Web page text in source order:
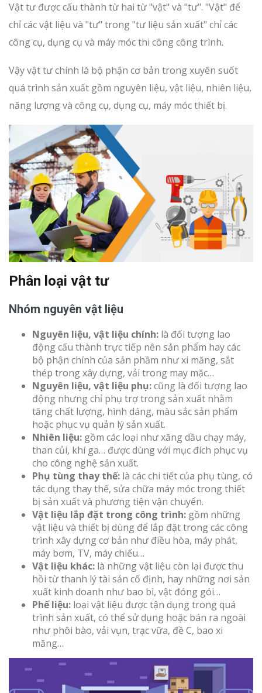
Vật tư được cấu thành từ hai từ "vật" và "tư". "Vật" để
chỉ các vật liệu và "tư" trong "tư liệu sản xuất" chỉ các
công cụ, dụng cụ và máy móc thi công công trình.
Vậy vật tư chính là bộ phận cơ bản trong xuyên suốt
quá trình sản xuất gồm nguyên liệu, vật liệu, nhiên liệu,
năng lượng và công cụ, dụng cụ, máy móc thiết bị.
Phân loại vật tư
Nhóm nguyên vật liệu
Nguyên liệu, vật liệu chính: là đối tượng lao
động cấu thành trực tiếp nên sản phẩm hay các
bộ phận chính của sản phầm như xi măng, sắt
thép trong xây dựng, vải trong may mặc…
Nguyên liệu, vật liệu phụ:cũng là đối tượng lao
động nhưng chỉ phụ trợ trong sản xuất nhằm
tăng chất lượng, hình dáng, màu sắc sản phẩm
hoặc phục vụ quản lý sản xuất.
Nhiên liệu: gồm các loại như xăng dầu chạy máy,
than củi, khí ga… được dùng với mục đích phục vụ
cho công nghệ sản xuất.
Phụ tùng thay thế: là các chi tiết của phụ tùng, có
tác dụng thay thế, sửa chữa máy móc trong thiết
bị sản xuất và phương tiện vận chuyển.
Vật liệu lắp đặt trong công trình: gồm những
vật liệu và thiết bị dùng để lắp đặt trong các công
trình xây dựng cơ bản như điều hòa, máy phát,
máy bơm, TV, máy chiếu…
Vật liệu khác: là những vật liệu còn lại được thu
hồi từ thanh lý tài sản cố định, hay những nơi sản
xuất kinh doanh như bao bì, vật đóng gói…
Phế liệu: loại vật liệu được tận dụng trong quá
trình sản xuất, có thể sử dụng hoặc bán ra ngoài
như phôi bào, vải vụn, trạc vữa, đề C, bao xi
măng…